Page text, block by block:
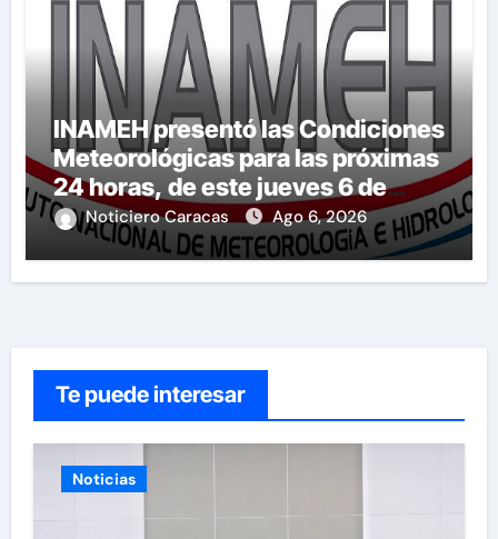
INAMEH presentó las Condiciones
Meteorológicas para las próximas
24 horas, de este jueves 6 de
agosto 2026
Noticiero Caracas Ago 6, 2026
Te puede interesar
Noticias